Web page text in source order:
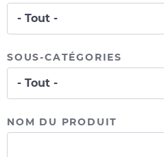
SOUS-CATÉGORIES
NOM DU PRODUIT